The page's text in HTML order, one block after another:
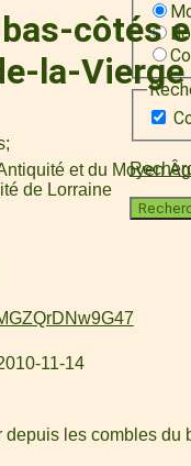
côtés
la-
et du Moyen
de Lorraine
11-14
depuis les combles du